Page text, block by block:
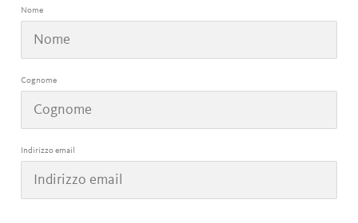
Nome
Cognome
Indirizzo email